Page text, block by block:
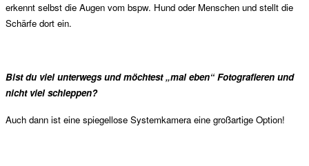
erkennt selbst die Augen vom bspw. Hund oder Menschen und stellt die
Schärfe dort ein.
Bist du viel unterwegs und möchtest „mal eben“ Fotografieren und
nicht viel schleppen?
Auch dann ist eine spiegellose Systemkamera eine großartige Option!